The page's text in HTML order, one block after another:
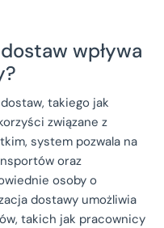
wpływa
takiego jak
związane z
system pozwala na
oraz
osoby o
dostawy umożliwia
takich jak pracownicy